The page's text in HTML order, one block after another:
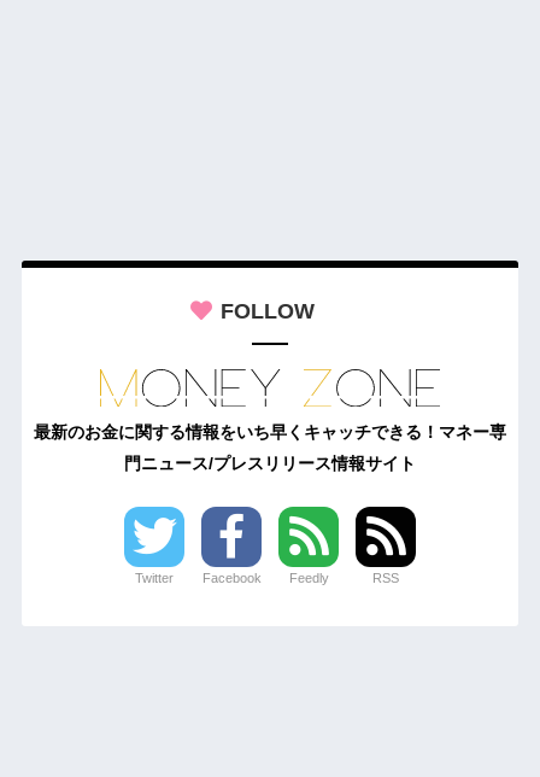
FOLLOW
最新のお金に関する情報をいち早くキャッチできる！マネー専
門ニュース/プレスリリース情報サイト
Twitter Facebook Feedly RSS